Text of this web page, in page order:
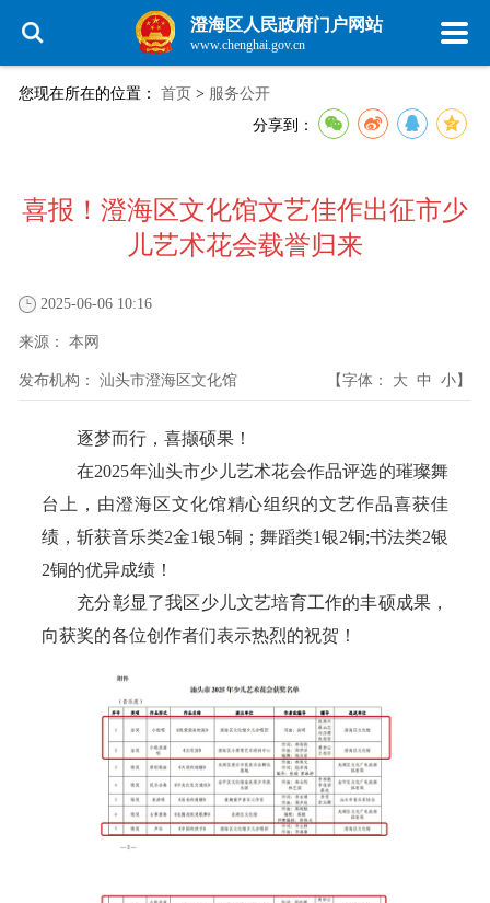
澄海区人民政府门户网站
www.chenghai.gov.cn
您现在所在的位置： 首页 > 服务公开
分享到：
喜报！澄海区文化馆文艺佳作出征市少
儿艺术花会载誉归来
2025-06-06 10:16
来源： 本网
发布机构： 汕头市澄海区文化馆 【字体： 大 中 小】
逐梦而行，喜撷硕果！
在2025年汕头市少儿艺术花会作品评选的璀璨舞
台上，由澄海区文化馆精心组织的文艺作品喜获佳
绩，斩获音乐类2金1银5铜；舞蹈类1银2铜;书法类2银
2铜的优异成绩！
充分彰显了我区少儿文艺培育工作的丰硕成果，
向获奖的各位创作者们表示热烈的祝贺！